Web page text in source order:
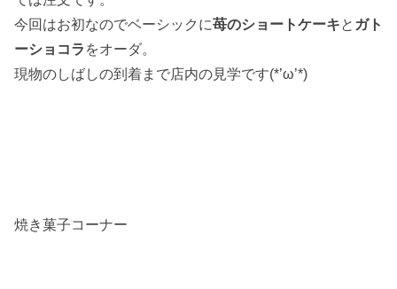
今回はお初なのでベーシックに苺のショートケーキと ガト
ーショコラ をオーダ。
現物のしばしの到着まで店内の見学です(*’ω’*)
焼き菓子コーナー